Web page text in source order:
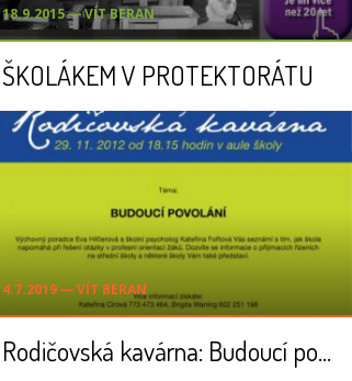
18.9.2015 ― VÍT BERAN
ŠKOLÁKEM V PROTEKTORÁTU
4.7.2019 ― VÍT BERAN
Rodičovská kavárna: Budoucí povolání